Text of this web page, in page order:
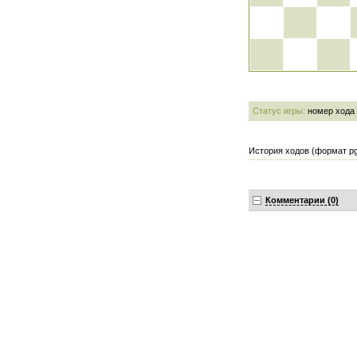
Статус игры: номер хода
История ходов (формат
Комментарии (0)